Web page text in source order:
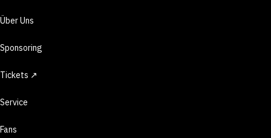
Über Uns
Sponsoring
Tickets ↗
Service
Fans